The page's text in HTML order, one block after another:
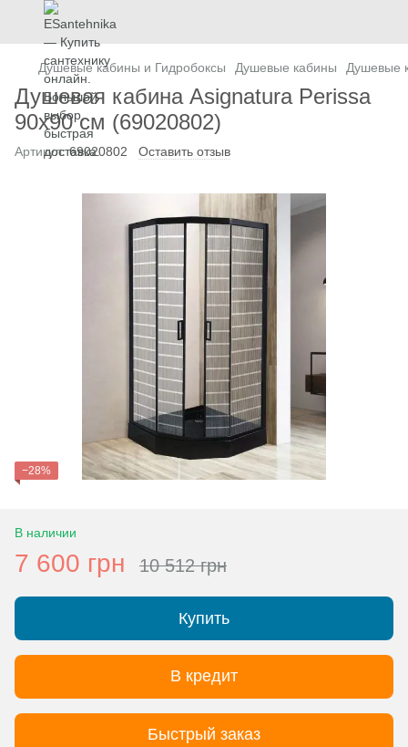
Душевые кабины и Гидробоксы Душевые кабины Душевые
Душевая кабина Asignatura Perissa
90x90 см (69020802)
Артикул:69020802 Оставить отзыв
−28%
В наличии
7 600 грн 10 512 грн
Купить
В кредит
Быстрый заказ